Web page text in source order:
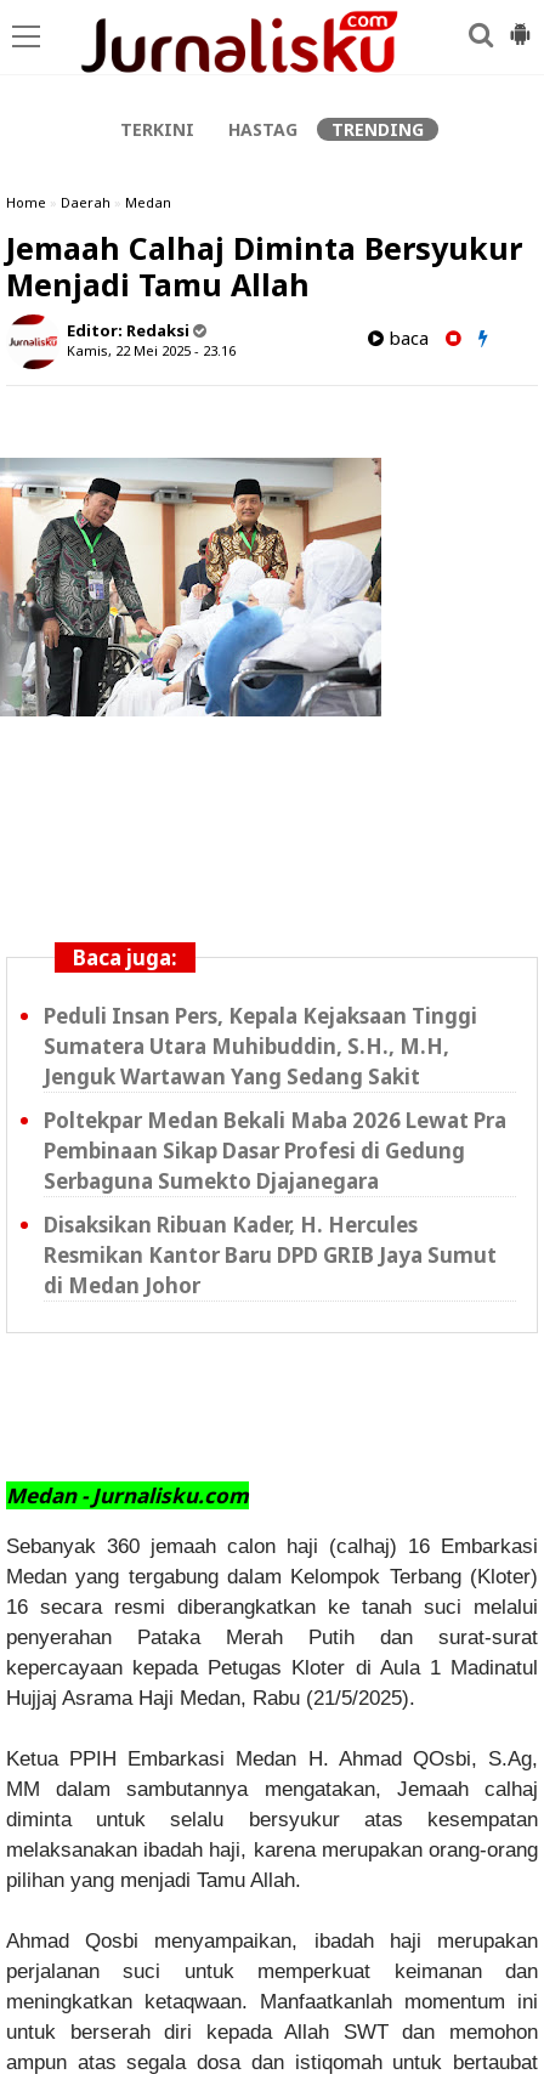
TERKINI HASTAG TRENDING
Home » Daerah » Medan
Jemaah Calhaj Diminta Bersyukur
Menjadi Tamu Allah
Editor: Redaksi
Kamis, 22 Mei 2025 - 23.16
baca
Baca juga:
Peduli Insan Pers, Kepala Kejaksaan Tinggi
Sumatera Utara Muhibuddin, S.H., M.H,
Jenguk Wartawan Yang Sedang Sakit
Poltekpar Medan Bekali Maba 2026 Lewat Pra
Pembinaan Sikap Dasar Profesi di Gedung
Serbaguna Sumekto Djajanegara
Disaksikan Ribuan Kader, H. Hercules
Resmikan Kantor Baru DPD GRIB Jaya Sumut
di Medan Johor
Medan - Jurnalisku.com
Sebanyak 360 jemaah calon haji (calhaj) 16 Embarkasi
Medan yang tergabung dalam Kelompok Terbang (Kloter)
16 secara resmi diberangkatkan ke tanah suci melalui
penyerahan Pataka Merah Putih dan surat-surat
kepercayaan kepada Petugas Kloter di Aula 1 Madinatul
Hujjaj Asrama Haji Medan, Rabu (21/5/2025).
Ketua PPIH Embarkasi Medan H. Ahmad QOsbi, S.Ag,
MM dalam sambutannya mengatakan, Jemaah calhaj
diminta untuk selalu bersyukur atas kesempatan
melaksanakan ibadah haji, karena merupakan orang-orang
pilihan yang menjadi Tamu Allah.
Ahmad Qosbi menyampaikan, ibadah haji merupakan
perjalanan suci untuk memperkuat keimanan dan
meningkatkan ketaqwaan. Manfaatkanlah momentum ini
untuk berserah diri kepada Allah SWT dan memohon
ampun atas segala dosa dan istiqomah untuk bertaubat